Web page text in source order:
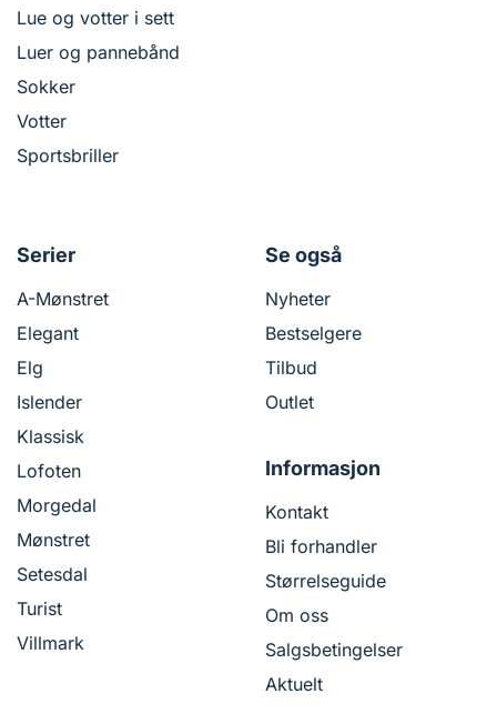
Lue og votter i sett
Luer og pannebånd
Sokker
Votter
Sportsbriller
Serier
A-Mønstret
Elegant
Elg
Islender
Klassisk
Lofoten
Morgedal
Mønstret
Setesdal
Turist
Villmark
Se også
Nyheter
Bestselgere
Tilbud
Outlet
Informasjon
Kontakt
Bli forhandler
Størrelseguide
Om oss
Salgsbetingelser
Aktuelt